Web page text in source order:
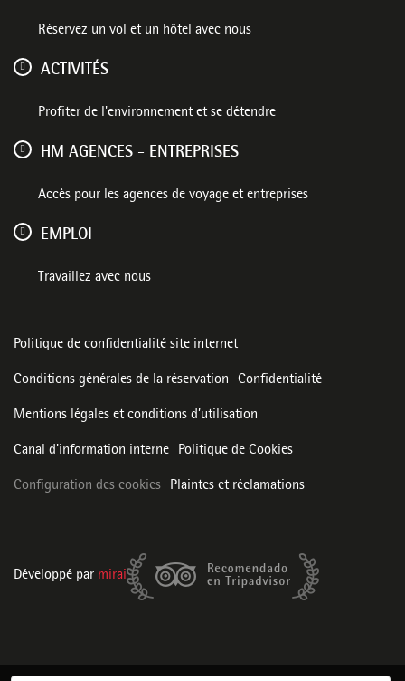
Réservez un vol et un hôtel avec nous
ACTIVITÉS
Profiter de l'environnement et se détendre
HM AGENCES - ENTREPRISES
Accès pour les agences de voyage et entreprises
EMPLOI
Travaillez avec nous
Politique de confidentialité site internet
Conditions générales de la réservation Confidentialité
Mentions légales et conditions d’utilisation
Canal d'information interne Politique de Cookies
Configuration des cookies Plaintes et réclamations
Développé par mirai